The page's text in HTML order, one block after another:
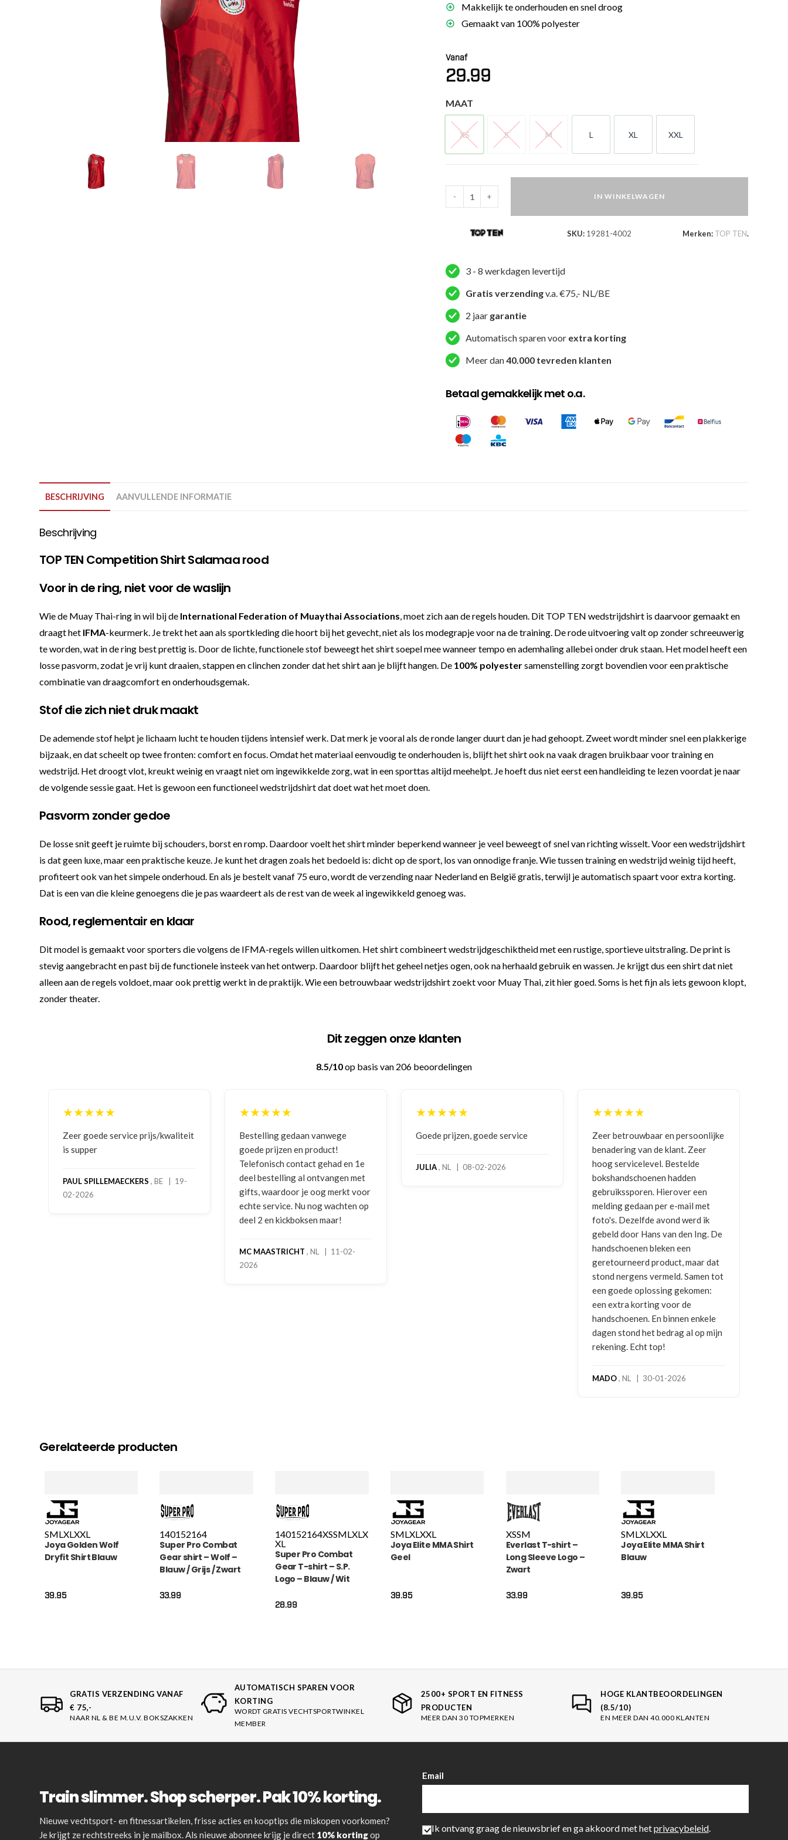
Voor dames
Zakhandschoenen
Trainingsartikelen
Bokszak
Bevestigingsmateriaal
bokszak
Bokspoppen
Stoot- en trapkussens
Makkelijk te onderhouden en snel droog
Gemaakt van 100% polyester
Vanaf
29.99
MAAT
XS
XS
S
S
M
M
L
L
XL
XL
XXL
XXL
Salamaa
IFMA
Rood
aantal
- + IN WINKELWAGEN
SKU: 19281-4002 Merken: TOP TEN.
3 - 8 werkdagen levertijd
Gratis verzendingv.a. €75,- NL/BE
2 jaar garantie
Automatisch sparen voor extra korting
Meer dan40.000 tevreden klanten
Betaal gemakkelijk met o.a.
BESCHRIJVING AANVULLENDE INFORMATIE
Beschrijving
TOP TEN Competition Shirt Salamaa rood
Voor in de ring, niet voor de waslijn
Wie de Muay Thai-ring in wil bij de International Federation of Muaythai Associations, moet zich aan de regels houden. Dit TOP TEN wedstrijdshirt is daarvoor gemaakt en
draagt het IFMA-keurmerk. Je trekt het aan als sportkleding die hoort bij het gevecht, niet als los modegrapje voor na de training. De rode uitvoering valt op zonder schreeuwerig
te worden, wat in de ring best prettig is. Door de lichte, functionele stof beweegt het shirt soepel mee wanneer tempo en ademhaling allebei onder druk staan. Het model heeft een
losse pasvorm, zodat je vrij kunt draaien, stappen en clinchen zonder dat het shirt aan je blijft hangen. De 100% polyestersamenstelling zorgt bovendien voor een praktische
combinatie van draagcomfort en onderhoudsgemak.
Stof die zich niet druk maakt
De ademende stof helpt je lichaam lucht te houden tijdens intensief werk. Dat merk je vooral als de ronde langer duurt dan je had gehoopt. Zweet wordt minder snel een plakkerige
bijzaak, en dat scheelt op twee fronten: comfort en focus. Omdat het materiaal eenvoudig te onderhouden is, blijft het shirt ook na vaak dragen bruikbaar voor training en
wedstrijd. Het droogt vlot, kreukt weinig en vraagt niet om ingewikkelde zorg, wat in een sporttas altijd meehelpt. Je hoeft dus niet eerst een handleiding te lezen voordat je naar
de volgende sessie gaat. Het is gewoon een functioneel wedstrijdshirt dat doet wat het moet doen.
Pasvorm zonder gedoe
De losse snit geeft je ruimte bij schouders, borst en romp. Daardoor voelt het shirt minder beperkend wanneer je veel beweegt of snel van richting wisselt. Voor een wedstrijdshirt
is dat geen luxe, maar een praktische keuze. Je kunt het dragen zoals het bedoeld is: dicht op de sport, los van onnodige franje. Wie tussen training en wedstrijd weinig tijd heeft,
profiteert ook van het simpele onderhoud. En als je bestelt vanaf 75 euro, wordt de verzending naar Nederland en België gratis, terwijl je automatisch spaart voor extra korting.
Dat is een van die kleine genoegens die je pas waardeert als de rest van de week al ingewikkeld genoeg was.
Rood, reglementair en klaar
Dit model is gemaakt voor sporters die volgens de IFMA-regels willen uitkomen. Het shirt combineert wedstrijdgeschiktheid met een rustige, sportieve uitstraling. De print is
stevig aangebracht en past bij de functionele insteek van het ontwerp. Daardoor blijft het geheel netjes ogen, ook na herhaald gebruik en wassen. Je krijgt dus een shirt dat niet
alleen aan de regels voldoet, maar ook prettig werkt in de praktijk. Wie een betrouwbaar wedstrijdshirt zoekt voor Muay Thai, zit hier goed. Soms is het fijn als iets gewoon klopt,
zonder theater.
Dit zeggen onze klanten
8.5/10op basis van 206 beoordelingen
★★★★★
Zeer goede service prijs/kwaliteit
is supper
PAUL SPILLEMAECKERS , BE | 19-
02-2026
★★★★★
Bestelling gedaan vanwege
goede prijzen en product!
Telefonisch contact gehad en 1e
deel bestelling al ontvangen met
gifts, waardoor je oog merkt voor
echte service. Nu nog wachten op
deel 2 en kickboksen maar!
MC MAASTRICHT , NL | 11-02-
2026
★★★★★
Goede prijzen, goede service
JULIA, NL | 08-02-2026
★★★★★
Zeer betrouwbaar en persoonlijke
benadering van de klant. Zeer
hoog servicelevel. Bestelde
bokshandschoenen hadden
gebruikssporen. Hierover een
melding gedaan per e-mail met
foto's. Dezelfde avond werd ik
gebeld door Hans van den Ing. De
handschoenen bleken een
geretourneerd product, maar dat
stond nergens vermeld. Samen tot
een goede oplossing gekomen:
een extra korting voor de
handschoenen. En binnen enkele
dagen stond het bedrag al op mijn
rekening. Echt top!
MADO, NL | 30-01-2026
Gerelateerde producten
SMLXLXXL
Joya Golden Wolf
Dryfit Shirt Blauw
39.95
140152164
Super Pro Combat
Gear shirt – Wolf –
Blauw / Grijs / Zwart
33.99
140152164XSSMLXLX
XL
Super Pro Combat
Gear T-shirt – S.P.
Logo – Blauw / Wit
28.99
SMLXLXXL
Joya Elite MMA Shirt
Geel
39.95
XSSM
Everlast T-shirt –
Long Sleeve Logo –
Zwart
33.99
SMLXLXXL
Joya Elite MMA Shirt
Blauw
39.95
GRATIS VERZENDING VANAF
€ 75,-
NAAR NL & BE M.U.V. BOKSZAKKEN
AUTOMATISCH SPAREN VOOR
KORTING
WORDT GRATIS VECHTSPORTWINKEL
MEMBER
2500+ SPORT EN FITNESS
PRODUCTEN
MEER DAN 30 TOPMERKEN
HOGE KLANTBEOORDELINGEN
(8.5/10)
EN MEER DAN 40.000 KLANTEN
Train slimmer. Shop scherper. Pak 10% korting.
Nieuwe vechtsport- en fitnessartikelen, frisse acties en kooptips die miskopen voorkomen?
Je krijgt ze rechtstreeks in je mailbox. Als nieuwe abonnee krijg je direct 10% kortingop
Email
Ik ontvang graag de nieuwsbrief en ga akkoord met hetprivacybeleid.